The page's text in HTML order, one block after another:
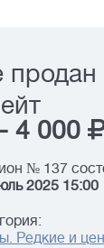
продан
- 4 000
№ 137
2025 15:00
Редкие и